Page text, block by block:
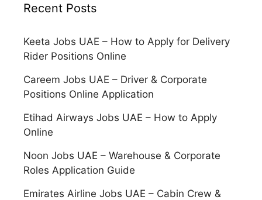
Recent Posts
Keeta Jobs UAE – How to Apply for Delivery
Rider Positions Online
Careem Jobs UAE – Driver & Corporate
Positions Online Application
Etihad Airways Jobs UAE – How to Apply
Online
Noon Jobs UAE – Warehouse & Corporate
Roles Application Guide
Emirates Airline Jobs UAE – Cabin Crew &